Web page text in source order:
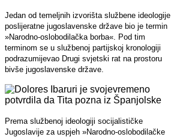
Jedan od temeljnih izvorišta službene ideologije
poslijeratne jugoslavenske države bio je termin
»Narodno-oslobodilačka borba«. Pod tim
terminom se u službenoj partijskoj kronologiji
podrazumijevao Drugi svjetski rat na prostoru
bivše jugoslavenske države.
Prema službenoj ideologiji socijalističke
Jugoslavije za uspjeh »Narodno-oslobodilačke